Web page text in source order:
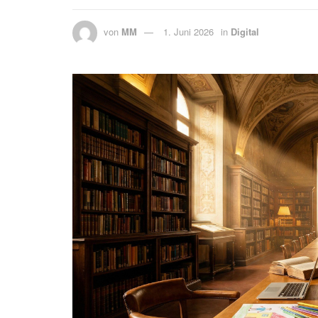
von MM 1. Juni 2026 in Digital